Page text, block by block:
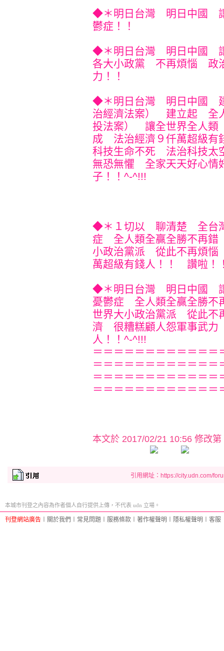
◆＊明日台灣 明日中國
鬱症！！
◆＊明日台灣 明日中國
各大小政黨 不再煩惱
力！！
◆＊明日台灣 明日中國
治經濟法案） 建立起 全
投法案） 讓全世界全人
成 法治經濟９仟萬超級
科技生命不死 法治科技太
無恐無懼 全家天天好心情
子！！^-^!!!
◆＊１切以 聊清楚 全台
症 全人類全贏全勝不再
小政治黨派 從此不再煩
萬超級有錢人！！ 讚啦！
◆＊明日台灣 明日中國
憂鬱症 全人類全贏全勝
世界大小政治黨派 從此
濟 很糟糕顧人怨軍事武力
人！！^-^!!!
＝＝＝＝＝＝＝＝＝＝＝＝
＝＝＝＝＝＝＝＝＝＝＝＝
＝＝＝＝＝＝＝＝＝＝＝＝
＝＝＝＝＝＝＝＝＝＝＝＝
本文於 2017/02/21 10:56 修改第
引用網址：https://city.udn.com/
本城市刊登之內容為作者個人自行提供上傳，不代表 udn 立場。
刊登網站廣告 關於我們 常見問題 服務條款 著作權聲明 隱私權聲明 客服